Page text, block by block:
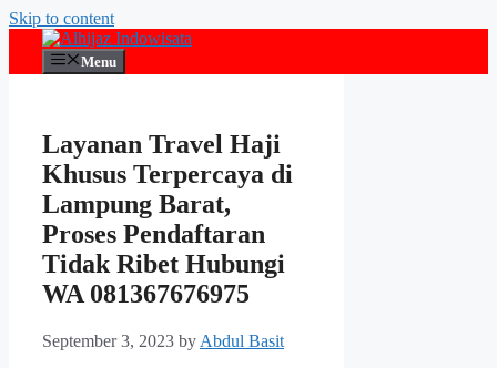
Skip to content
Menu
Layanan Travel Haji
Khusus Terpercaya di
Lampung Barat,
Proses Pendaftaran
Tidak Ribet Hubungi
WA 081367676975
September 3, 2023 by Abdul Basit